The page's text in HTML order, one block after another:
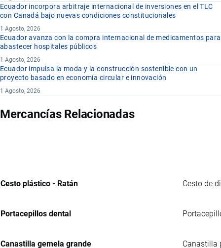
Ecuador incorpora arbitraje internacional de inversiones en el TLC
con Canadá bajo nuevas condiciones constitucionales
1 Agosto, 2026
Ecuador avanza con la compra internacional de medicamentos para
abastecer hospitales públicos
1 Agosto, 2026
Ecuador impulsa la moda y la construcción sostenible con un
proyecto basado en economía circular e innovación
1 Agosto, 2026
Mercancías Relacionadas
Cesto plástico - Ratán Cesto de
Portacepillos dental
Canastilla gemela grande Canastilla